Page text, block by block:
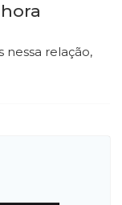
nessa relação,